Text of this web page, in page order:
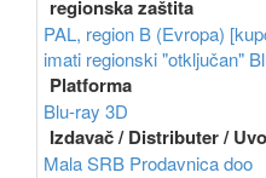
regionska zaštita
PAL, region B (Evropa)
imati regionski "otključan"
Platforma
Blu-ray 3D
Izdavač / Distributer /
Mala SRB Prodavnica doo